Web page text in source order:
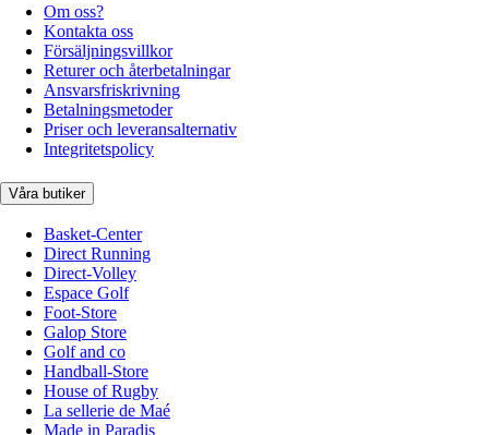
Om oss?
Kontakta oss
Försäljningsvillkor
Returer och återbetalningar
Ansvarsfriskrivning
Betalningsmetoder
Priser och leveransalternativ
Integritetspolicy
Våra butiker
Basket-Center
Direct Running
Direct-Volley
Espace Golf
Foot-Store
Galop Store
Golf and co
Handball-Store
House of Rugby
La sellerie de Maé
Made in Paradis